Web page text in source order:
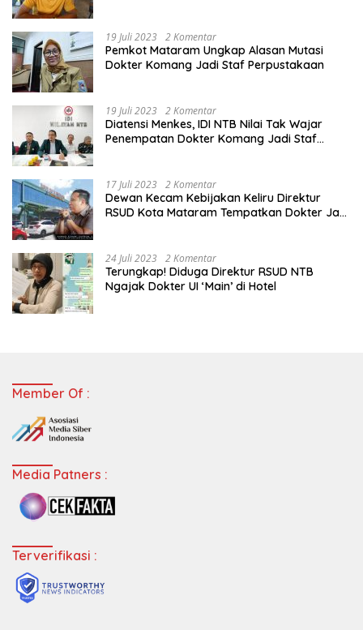
19 Juli 2023 2 Komentar
Pemkot Mataram Ungkap Alasan Mutasi
Dokter Komang Jadi Staf Perpustakaan
19 Juli 2023 2 Komentar
Diatensi Menkes, IDI NTB Nilai Tak Wajar
Penempatan Dokter Komang Jadi Staf
17 Juli 2023 2 Komentar
Dewan Kecam Kebijakan Keliru Direktur
RSUD Kota Mataram Tempatkan Dokter Jadi
24 Juli 2023 2 Komentar
Terungkap! Diduga Direktur RSUD NTB
Ngajak Dokter UI ‘Main’ di Hotel
Member Of :
Media Patners :
Terverifikasi :